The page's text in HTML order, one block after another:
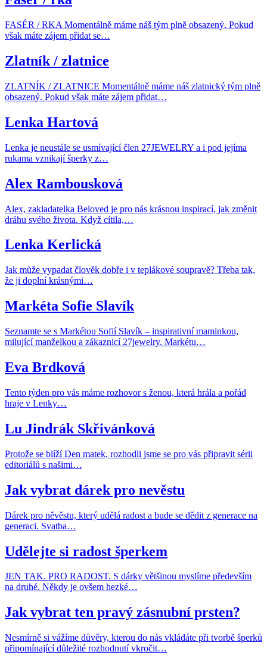
FASÉR / RKA Momentálně máme náš tým plně obsazený. Pokud
však máte zájem přidat se…
Zlatník / zlatnice
ZLATNÍK / ZLATNICE Momentálně máme náš zlatnický tým plně
obsazený. Pokud však máte zájem přidat…
Lenka Hartová
Lenka je neustále se usmívající člen 27JEWELRY a i pod jejíma
rukama vznikají šperky z…
Alex Rambousková
Alex, zakladatelka Beloved je pro nás krásnou inspirací, jak změnit
dráhu svého života. Když cítila,…
Lenka Kerlická
Jak může vypadat člověk dobře i v teplákové soupravě? Třeba tak,
že ji doplní krásnými…
Markéta Sofie Slavík
Seznamte se s Markétou Sofií Slavík – inspirativní maminkou,
milující manželkou a zákaznicí 27jewelry. Markétu…
Eva Brdková
Tento týden pro vás máme rozhovor s ženou, která hrála a pořád
hraje v Lenky…
Lu Jindrák Skřivánková
Protože se blíží Den matek, rozhodli jsme se pro vás připravit sérii
editoriálů s našimi…
Jak vybrat dárek pro nevěstu
Dárek pro něvěstu, který udělá radost a bude se dědit z generace na
generaci. Svatba…
Udělejte si radost šperkem
JEN TAK. PRO RADOST. S dárky většinou myslíme především
na druhé. Někdy je ovšem hezké…
Jak vybrat ten pravý zásnubní prsten?
Nesmírně si vážíme důvěry, kterou do nás vkládáte při tvorbě šperků
připomínající důležité rozhodnutí vkročit…